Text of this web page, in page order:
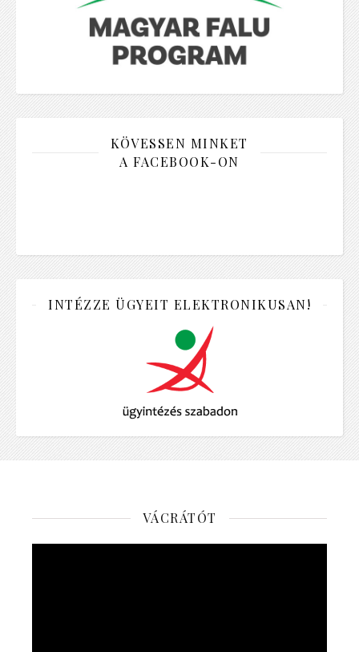
KÖVESSEN MINKET
A FACEBOOK-ON
INTÉZZE ÜGYEIT ELEKTRONIKUSAN!
VÁCRÁTÓT